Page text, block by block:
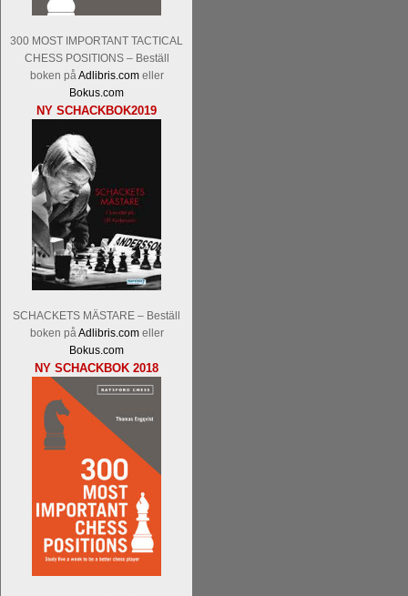
300 MOST IMPORTANT TACTICAL
CHESS POSITIONS – Beställ
boken påAdlibris.comeller
Bokus.com
NY SCHACKBOK2019
SCHACKETS MÄSTARE – Beställ
boken på Adlibris.comeller
Bokus.com
NY SCHACKBOK 2018